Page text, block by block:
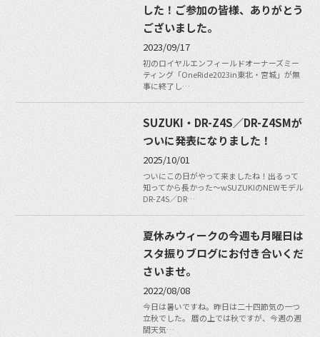
した！ご参加の皆様、ありがとう
ございました。
2023/09/17
初のロイヤルエンフィールドオーナーズミー
ティング「OneRide2023in東北・宮城」が無
事に終了し…
SUZUKI・DR-Z4S／DR-Z4SMが
ついに発表になりました！
2025/10/01
ついにこの日がやって来ましたね！出るって
知ってから長かった〜wSUZUKIのNEWモデル
DR-Z4S／DR…
夏休みウィークの今週も月曜日は
スタ振りブログにお付き合いくだ
さいませ。
2022/08/08
今日は暑いですね。昨日は二十四節気の一つ
立秋でした。 暦の上では秋ですが、今週の週
間天気…